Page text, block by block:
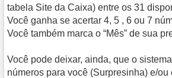
tabela Site da Caixa) entre os 31
Você ganha se acertar 4, 5 , 6 ou 7
Você também marca o “Mês” de sua
Você pode deixar, ainda, que o
números para você (Surpresinha) e/ou